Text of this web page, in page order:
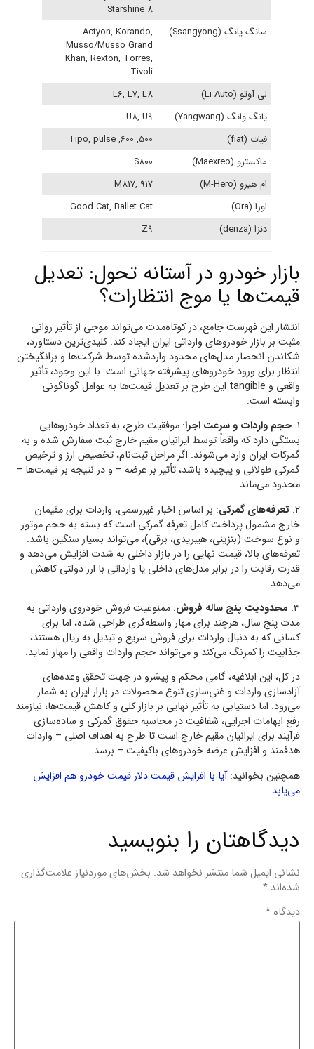
Starshine 8
سانگ یانگ (Ssangyong)
Actyon, Korando,
Musso/Musso Grand
Khan, Rexton, Torres,
Tivoli
لی آوتو (Li Auto)
L6, L7, L8
یانگ وانگ (Yangwang)
U8, U9
فیات (fiat)
500, 600, Tipo, pulse
ماکسترو (Maexreo)
S800
ام هیرو (M-Hero)
M817, 917
اورا (Ora)
Good Cat, Ballet Cat
دنزا (denza)
Z9
بازار خودرو در آستانه تحول: تعدیل
قیمت‌ها یا موج انتظارات؟
انتشار این فهرست جامع، در کوتاه‌مدت می‌تواند موجی از تأثیر روانی
مثبت بر بازار خودروهای وارداتی ایران ایجاد کند. کلیدی‌ترین دستاورد،
شکاندن انحصار مدل‌های محدود واردشده توسط شرکت‌ها و برانگیختن
انتظار برای ورود خودروهای پیشرفته جهانی است. با این وجود، تأثیر
واقعی و tangible این طرح بر تعدیل قیمت‌ها به عوامل گوناگونی
وابسته است:
۱. حجم واردات و سرعت اجرا: موفقیت طرح، به تعداد خودروهایی
بستگی دارد که واقعاً توسط ایرانیان مقیم خارج ثبت سفارش شده و به
گمرکات ایران وارد می‌شوند. اگر مراحل ثبت‌نام، تخصیص ارز و ترخیص
گمرکی طولانی و پیچیده باشد، تأثیر بر عرضه – و در نتیجه بر قیمت‌ها –
محدود می‌ماند.
۲. تعرفه‌های گمرکی: بر اساس اخبار غیررسمی، واردات برای مقیمان
خارج مشمول پرداخت کامل تعرفه گمرکی است که بسته به حجم موتور
و نوع سوخت (بنزینی، هیبریدی، برقی)، می‌تواند بسیار سنگین باشد.
تعرفه‌های بالا، قیمت نهایی را در بازار داخلی به شدت افزایش می‌دهد و
قدرت رقابت را در برابر مدل‌های داخلی یا وارداتی با ارز دولتی کاهش
می‌دهد.
۳. محدودیت پنج ساله فروش: ممنوعیت فروش خودروی وارداتی به
مدت پنج سال، هرچند برای مهار واسطه‌گری طراحی شده، اما برای
کسانی که به دنبال واردات برای فروش سریع و تبدیل به ریال هستند،
جذابیت را کمرنگ می‌کند و می‌تواند حجم واردات واقعی را مهار نماید.
در کل، این ابلاغیه، گامی محکم و پیشرو در جهت تحقق وعده‌های
آزادسازی واردات و غنی‌سازی تنوع محصولات در بازار ایران به شمار
می‌رود. اما دستیابی به تأثیر نهایی بر بازار کلی و کاهش قیمت‌ها، نیازمند
رفع ابهامات اجرایی، شفافیت در محاسبه حقوق گمرکی و ساده‌سازی
فرآیند برای ایرانیان مقیم خارج است تا طرح به اهداف اصلی – واردات
هدفمند و افزایش عرضه خودروهای باکیفیت – برسد.
همچنین بخوانید:آیا با افزایش قیمت دلار قیمت خودرو هم افزایش
می‌یابد
دیدگاهتان را بنویسید
نشانی ایمیل شما منتشر نخواهد شد. بخش‌های موردنیاز علامت‌گذاری
شده‌اند *
دیدگاه *